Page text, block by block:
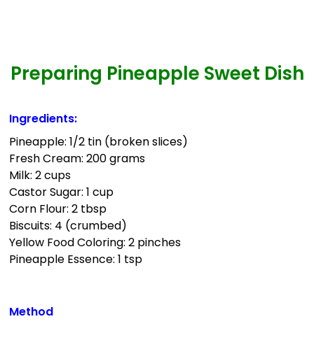
Preparing Pineapple Sweet Dish
Ingredients:
Pineapple: 1/2 tin (broken slices)
Fresh Cream: 200 grams
Milk: 2 cups
Castor Sugar: 1 cup
Corn Flour: 2 tbsp
Biscuits: 4 (crumbed)
Yellow Food Coloring: 2 pinches
Pineapple Essence: 1 tsp
Method